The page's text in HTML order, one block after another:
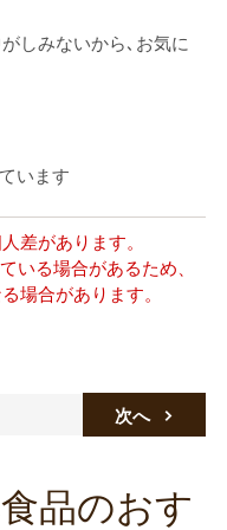
しみないから､お気に
います
差があります。
いる場合があるため、
場合があります。
次へ
品のおす